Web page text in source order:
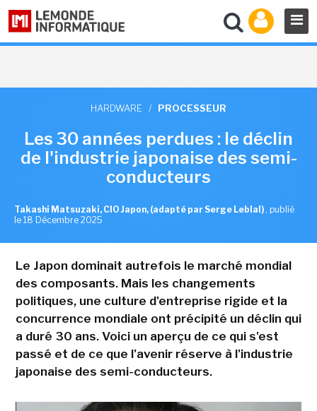
HARDWARE / PROCESSEUR
Les 30 années perdues : le déclin
de l'industrie japonaise des semi-
conducteurs
Takashi Matsuzaki, CIO Japon, (adapté par Serge Leblal) , publié
le 18 Décembre 2025
Le Japon dominait autrefois le marché mondial
des composants. Mais les changements
politiques, une culture d'entreprise rigide et la
concurrence mondiale ont précipité un déclin qui
a duré 30 ans. Voici un aperçu de ce qui s'est
passé et de ce que l'avenir réserve à l'industrie
japonaise des semi-conducteurs.